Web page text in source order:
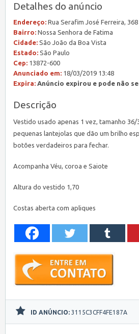
Detalhes do anúncio
Endereço: Rua Serafim José Ferreira, 368
Bairro: Nossa Senhora de Fatima
Cidade: São João da Boa Vista
Estado: São Paulo
Cep: 13872-600
Anunciado em: 18/03/2019 13:48
Expira: Anúncio expirou e pode não
Descrição
Vestido usado apenas 1 vez, tamanho
pequenas lantejolas que dão um brilho
botões verdadeiros para fechar.
Acompanha Véu, coroa e Saiote
Altura do vestido 1,70
Costas aberta com apliques
ID ANÚNCIO: 3115C3CFF4FE187A